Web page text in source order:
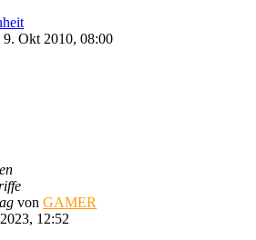
9. Okt 2010, 08:00
von GAMER
12:52